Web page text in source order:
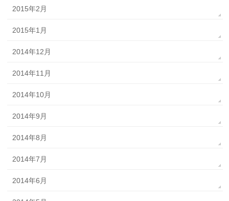
2015年2月
2015年1月
2014年12月
2014年11月
2014年10月
2014年9月
2014年8月
2014年7月
2014年6月